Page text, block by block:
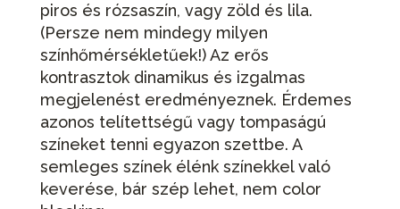
piros és rózsaszín, vagy zöld és lila.
(Persze nem mindegy milyen
színhőmérsékletűek!) Az erős
kontrasztok dinamikus és izgalmas
megjelenést eredményeznek. Érdemes
azonos telítettségű vagy tompaságú
színeket tenni egyazon szettbe. A
semleges színek élénk színekkel való
keverése, bár szép lehet, nem color